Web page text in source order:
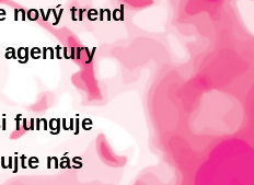
nový trend
funguje
nás